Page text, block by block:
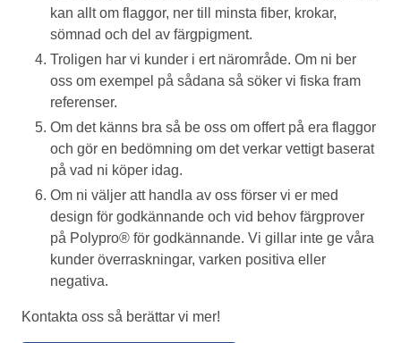
kan allt om flaggor, ner till minsta fiber, krokar,
sömnad och del av färgpigment.
Troligen har vi kunder i ert närområde. Om ni ber
oss om exempel på sådana så söker vi fiska fram
referenser.
Om det känns bra så be oss om offert på era flaggor
och gör en bedömning om det verkar vettigt baserat
på vad ni köper idag.
Om ni väljer att handla av oss förser vi er med
design för godkännande och vid behov färgprover
på Polypro® för godkännande. Vi gillar inte ge våra
kunder överraskningar, varken positiva eller
negativa.
Kontakta oss så berättar vi mer!